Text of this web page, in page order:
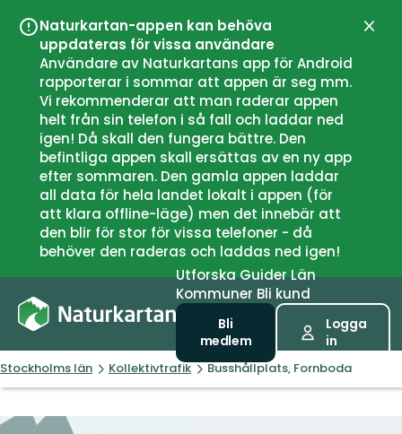
Naturkartan-appen kan behöva
uppdateras för vissa användare
Användare av Naturkartans app för Android
rapporterar i sommar att appen är seg mm.
Vi rekommenderar att man raderar appen
helt från sin telefon i så fall och laddar ned
igen! Då skall den fungera bättre. Den
befintliga appen skall ersättas av en ny app
efter sommaren. Den gamla appen laddar
all data för hela landet lokalt i appen (för
att klara offline-läge) men det innebär att
den blir för stor för vissa telefoner - då
behöver den raderas och laddas ned igen!
UtforskaGuiderLän
Kommuner Bli kund
Bli
medlem
Logga
in
Stockholms län Kollektivtrafik Busshållplats, Fornboda